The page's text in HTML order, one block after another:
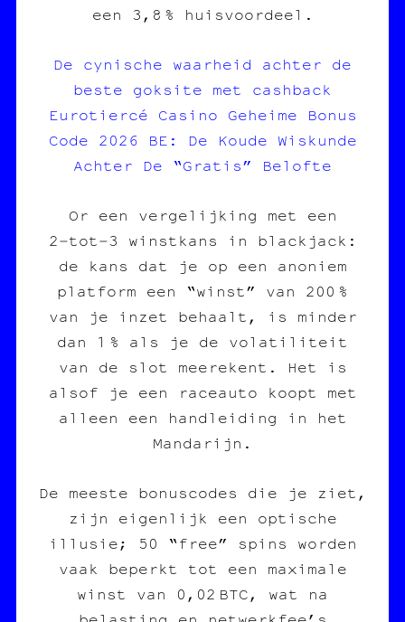
een 3,8 % huisvoordeel.
De cynische waarheid achter de
beste goksite met cashback
Eurotiercé Casino Geheime Bonus
Code 2026 BE: De Koude Wiskunde
Achter De “Gratis” Belofte
Or een vergelijking met een
2‑tot‑3 winstkans in blackjack:
de kans dat je op een anoniem
platform een “winst” van 200 %
van je inzet behaalt, is minder
dan 1 % als je de volatiliteit
van de slot meerekent. Het is
alsof je een raceauto koopt met
alleen een handleiding in het
Mandarijn.
De meeste bonuscodes die je ziet,
zijn eigenlijk een optische
illusie; 50 “free” spins worden
vaak beperkt tot een maximale
winst van 0,02 BTC, wat na